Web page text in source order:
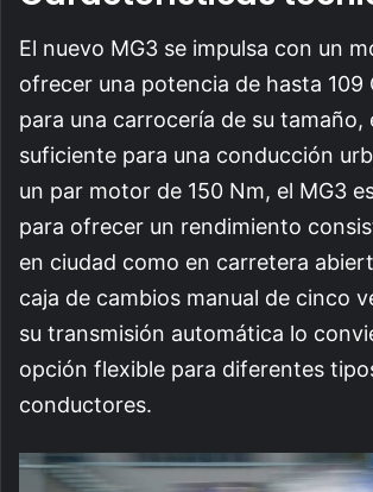
El nuevo MG3 se impulsa con un
ofrecer una potencia de hasta 109
para una carrocería de su tamaño,
suficiente para una conducción
un par motor de 150 Nm, el MG3
para ofrecer un rendimiento
en ciudad como en carretera
caja de cambios manual de cinco
su transmisión automática lo
opción flexible para diferentes
conductores.